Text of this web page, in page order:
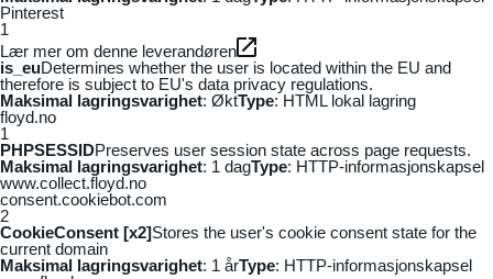
Pinterest
1
Lær mer om denne leverandøren
is_euDetermines whether the user is located within the EU and
therefore is subject to EU's data privacy regulations.
Maksimal lagringsvarighet: ØktType: HTML lokal lagring
floyd.no
1
PHPSESSIDPreserves user session state across page requests.
Maksimal lagringsvarighet: 1 dagType: HTTP-informasjonskapsel
www.collect.floyd.no
consent.cookiebot.com
2
CookieConsent [x2]Stores the user's cookie consent state for the
current domain
Maksimal lagringsvarighet: 1 årType: HTTP-informasjonskapsel